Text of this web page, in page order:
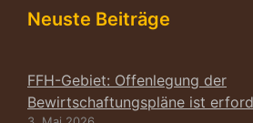
Neuste Beiträge
FFH-Gebiet: Offenlegung der
Bewirtschaftungspläne ist